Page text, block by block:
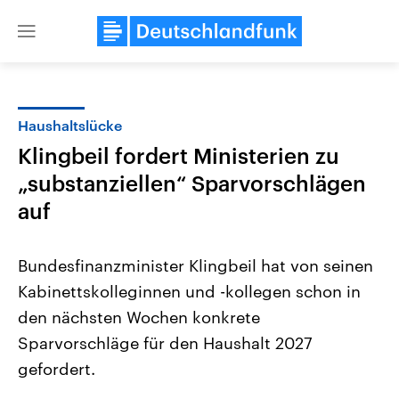
Close
Landtagswahl Sachsen-Anhalt
2026
Alle Informationen
Sachsen-Anhalt wählt am 6.
September 2026 einen neuen
Landtag. Seit 2021 wird das
USA
Aktuelle Beiträge,
Hintergründe
Wirtschaftlich und
Haushaltslücke
Klingbeil fordert Ministerien zu
„substanziellen“ Sparvorschlägen
auf
Bundesfinanzminister Klingbeil hat von seinen
Kabinettskolleginnen und -kollegen schon in
den nächsten Wochen konkrete
Sparvorschläge für den Haushalt 2027
gefordert.